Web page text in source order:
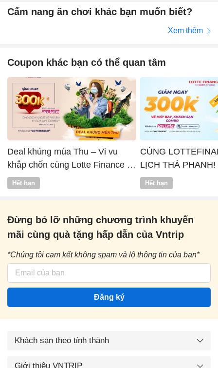
Cẩm nang ăn chơi khác bạn muốn biết?
Xem thêm
Coupon khác bạn có thể quan tâm
Deal khủng mùa Thu – Vi vu
khắp chốn cùng Lotte Finance x
Vntrip
Hết hạn
CÙNG
LỊCH THẢ PHANH!
Hết hạn
Đừng bỏ lỡ những chương trình khuyến
mãi cùng quà tặng hấp dẫn của Vntrip
*Chúng tôi cam kết không spam và lộ thông tin của bạn*
Đăng ký
Khách sạn theo tỉnh thành
Giới thiệu VNTRIP